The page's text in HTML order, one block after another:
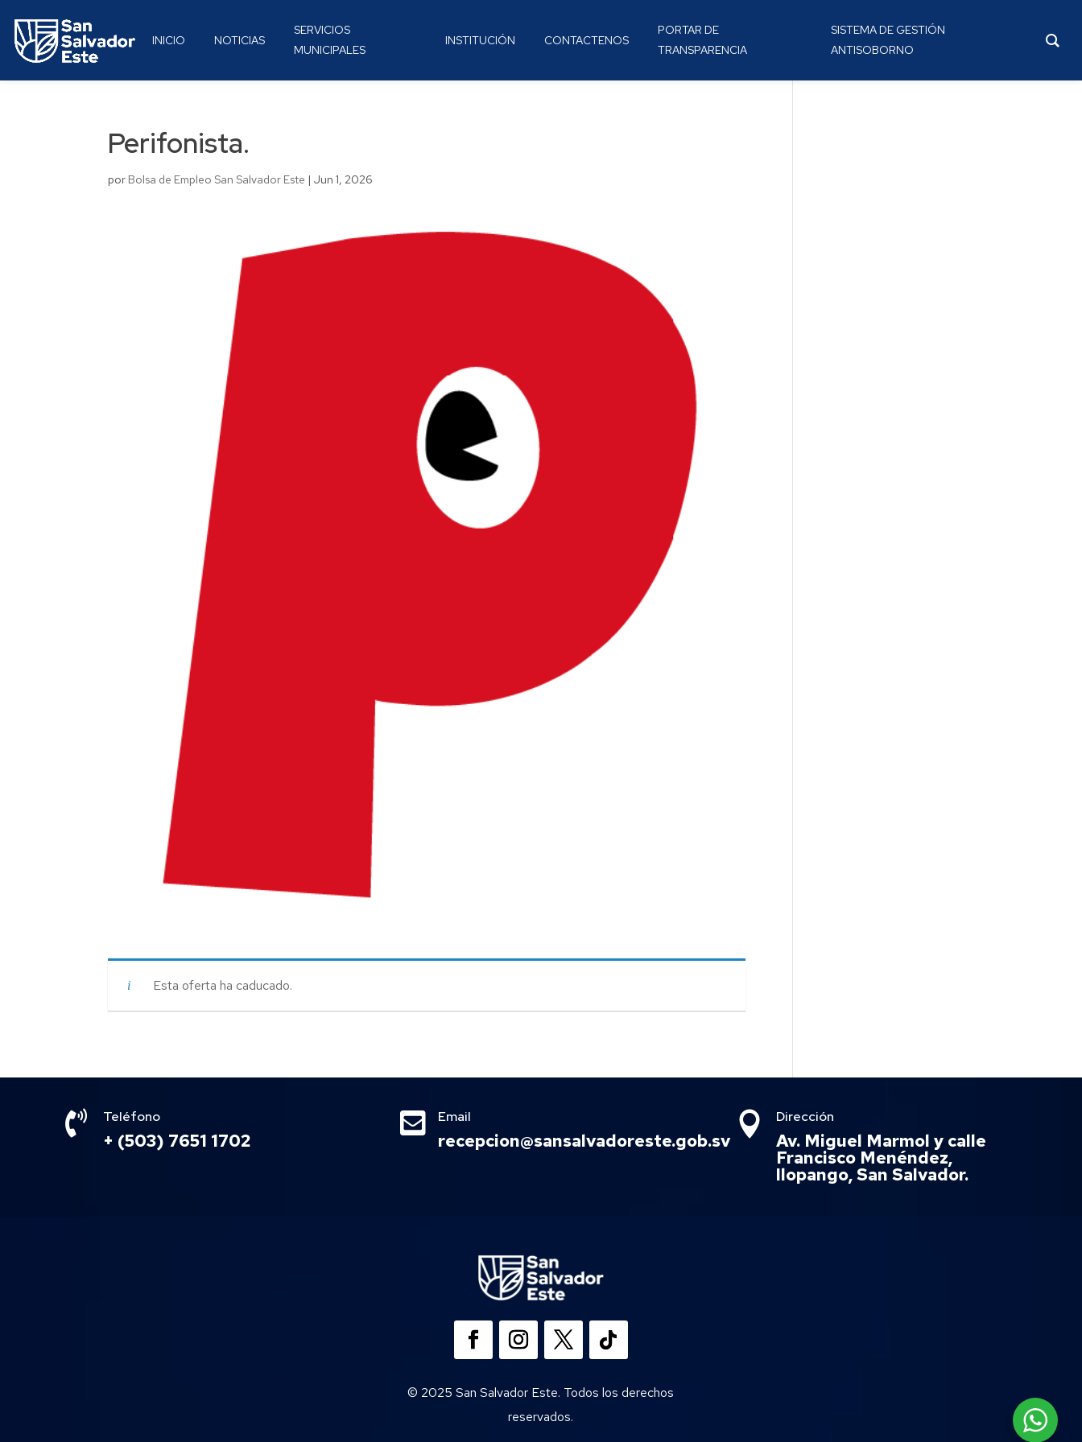
INICIO NOTICIAS
SERVICIOS
MUNICIPALES
INSTITUCIÓN CONTACTENOS
PORTAR DE
TRANSPARENCIA
SISTEMA DE GESTIÓN
ANTISOBORNO
Perifonista.
por Bolsa de Empleo San Salvador Este |Jun 1, 2026
Esta oferta ha caducado.
 Teléfono
+ (503) 7651 1702
 Email
recepcion@sansalvadoreste.gob.sv
 Dirección
Av. Miguel Marmol y calle
Francisco Menéndez,
Ilopango, San Salvador.
© 2025 San Salvador Este. Todos los derechos
reservados.